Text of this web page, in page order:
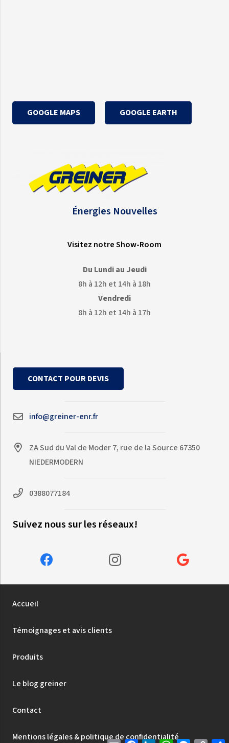
GOOGLE MAPS GOOGLE EARTH
Énergies Nouvelles
Visitez notre Show-Room
Du Lundi au Jeudi
8h à 12h et 14h à 18h
Vendredi
8h à 12h et 14h à 17h
CONTACT POUR DEVIS
info@greiner-enr.fr
ZA Sud du Val de Moder 7, rue de la Source 67350
NIEDERMODERN
0388077184
Suivez nous sur les réseaux!
Accueil
Témoignages et avis clients
Produits
Le blog greiner
Contact
Mentions légales & politique de confidentialité